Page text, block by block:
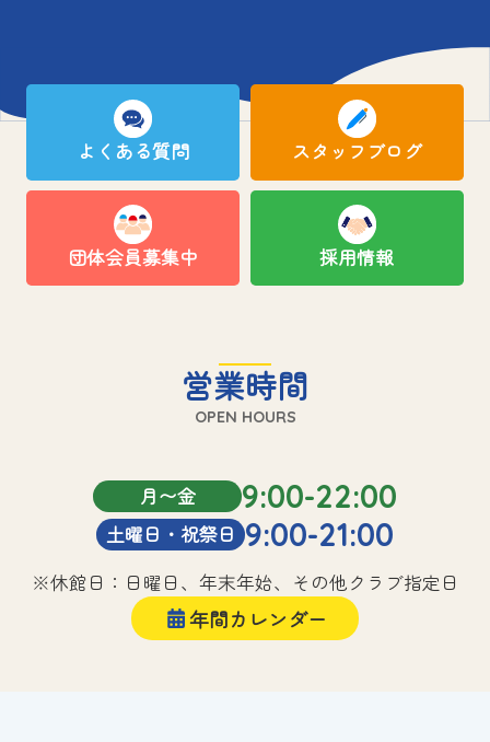
よくある質問 スタッフブログ
団体会員募集中 採用情報
営業時間
OPEN HOURS
月〜金 9:00-22:00
土曜日・祝祭日 9:00-21:00
※休館日：日曜日、年末年始、その他クラブ指定日
年間カレンダー